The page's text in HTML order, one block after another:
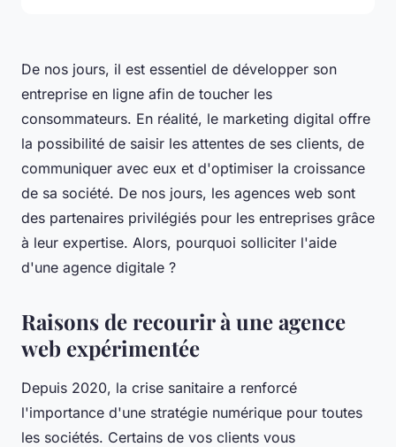
De nos jours, il est essentiel de développer son
entreprise en ligne afin de toucher les
consommateurs. En réalité, le marketing digital offre
la possibilité de saisir les attentes de ses clients, de
communiquer avec eux et d'optimiser la croissance
de sa société. De nos jours, les agences web sont
des partenaires privilégiés pour les entreprises grâce
à leur expertise. Alors, pourquoi solliciter l'aide
d'une agence digitale ?
Raisons de recourir à une agence
web expérimentée
Depuis 2020, la crise sanitaire a renforcé
l'importance d'une stratégie numérique pour toutes
les sociétés. Certains de vos clients vous